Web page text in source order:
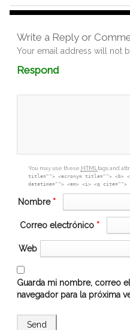
Write a Reply or
Your email address will not
RespondComment
box
You may use these HTML tags and
title=""> <acronym title=""> <b>
datetime=""> <em> <i> <q cite="">
Nombre *
Correo electrónico *
Web
Guarda mi nombre, correo
navegador para la próxima